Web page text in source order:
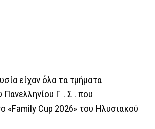
είχαν όλα τα τμήματα
Γ . Σ . που
«Family Cup 2026» του Ηλυσιακού